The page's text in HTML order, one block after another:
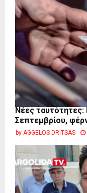
Νέες
Σεπτεμβρίου,
by AGGELOS DRITSAS